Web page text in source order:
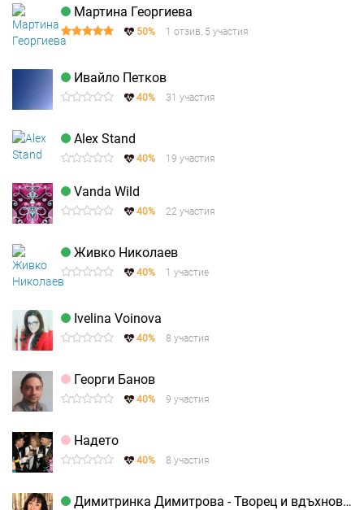
Мартина Георгиева
50% 1 отзив, 5 участия
Ивайло Петков
40% 31 участия
Alex Stand
40% 19 участия
Vanda Wild
40% 22 участия
Живко Николаев
40% 1 участие
Ivelina Voinova
40% 8 участия
Георги Банов
40% 9 участия
Надето
40% 8 участия
Димитринка Димитрова - Творец и вдъхновител